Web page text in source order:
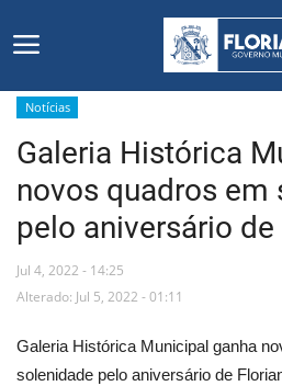
Início
Editais
Floriano
Mural de Licitações
Notícias
Galeria Histórica
novos quadros em
pelo aniversário
Jul 4, 2022 - 14:25
Alterado: Jul 5, 2022 - 01:11
Galeria Histórica Municipal ganha
solenidade pelo aniversário de